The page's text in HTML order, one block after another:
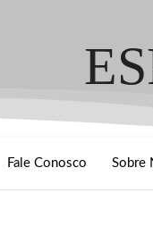
Fale Conosco Sobre